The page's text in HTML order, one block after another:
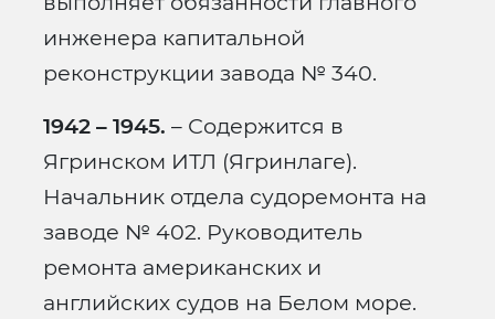
инженера капитальной
реконструкции завода № 340.
1942 – 1945. – Содержится в
Ягринском ИТЛ (Ягринлаге).
Начальник отдела судоремонта на
заводе № 402. Руководитель
ремонта американских и
английских судов на Белом море.